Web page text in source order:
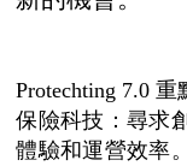
Protechting 7.0
保險科技：尋求
體驗和運營效率